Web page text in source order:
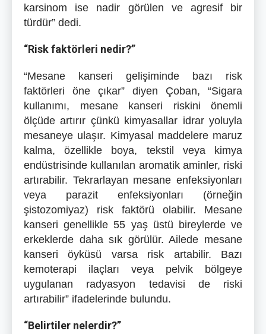
karsinom ise nadir görülen ve agresif bir
türdür” dedi.
“Risk faktörleri nedir?”
“Mesane kanseri gelişiminde bazı risk
faktörleri öne çıkar” diyen Çoban, “Sigara
kullanımı, mesane kanseri riskini önemli
ölçüde artırır çünkü kimyasallar idrar yoluyla
mesaneye ulaşır. Kimyasal maddelere maruz
kalma, özellikle boya, tekstil veya kimya
endüstrisinde kullanılan aromatik aminler, riski
artırabilir. Tekrarlayan mesane enfeksiyonları
veya parazit enfeksiyonları (örneğin
şistozomiyaz) risk faktörü olabilir. Mesane
kanseri genellikle 55 yaş üstü bireylerde ve
erkeklerde daha sık görülür. Ailede mesane
kanseri öyküsü varsa risk artabilir. Bazı
kemoterapi ilaçları veya pelvik bölgeye
uygulanan radyasyon tedavisi de riski
artırabilir” ifadelerinde bulundu.
“Belirtiler nelerdir?”